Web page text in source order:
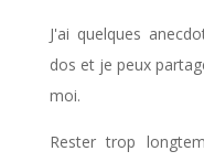
J'ai quelques
dos et je peux
moi.
Rester trop